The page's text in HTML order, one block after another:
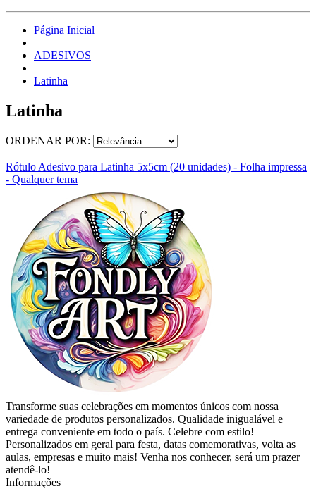
Página Inicial
ADESIVOS
Latinha
Latinha
ORDENAR POR:
Rótulo Adesivo para Latinha 5x5cm (20 unidades) - Folha impressa
- Qualquer tema
Transforme suas celebrações em momentos únicos com nossa
variedade de produtos personalizados. Qualidade inigualável e
entrega conveniente em todo o país. Celebre com estilo!
Personalizados em geral para festa, datas comemorativas, volta as
aulas, empresas e muito mais! Venha nos conhecer, será um prazer
atendê-lo!
Informações